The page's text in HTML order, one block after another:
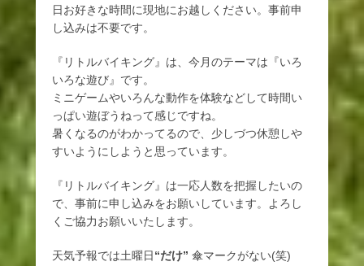
日お好きな時間に現地にお越しください。事前申
し込みは不要です。
『リトルバイキング』は、今月のテーマは『いろ
いろな遊び』です。
ミニゲームやいろんな動作を体験などして時間い
っぱい遊ぼうねって感じですね。
暑くなるのがわかってるので、少しづつ休憩しや
すいようにしようと思っています。
『リトルバイキング』は一応人数を把握したいの
で、事前に申し込みをお願いしています。よろし
くご協力お願いいたします。
天気予報では土曜日“だけ” 傘マークがない(笑)